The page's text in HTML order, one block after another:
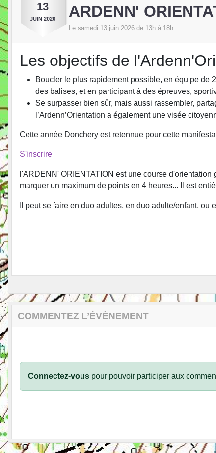
13
JUIN 2026 ARDENN'
Le samedi 13 juin 2026 de 13h à 18h
Les objectifs de
Boucler le plus rapidement possible, en équipe de
des balises, et en participant à des épreuves,
Se surpasser bien sûr, mais aussi rassembler,
l’Ardenn’Orientation a également une visée
Cette année Donchery est retennue pour cette
S'inscrire
l'ARDENN' ORIENTATION est une course
marquer un maximum de points en 4 heures... Il est
Il peut se faire en duo adultes, en duo adulte/enfant, ou
COMMENTEZ L’ÉVÈNEMENT
Connectez-vous pour pouvoir participer aux